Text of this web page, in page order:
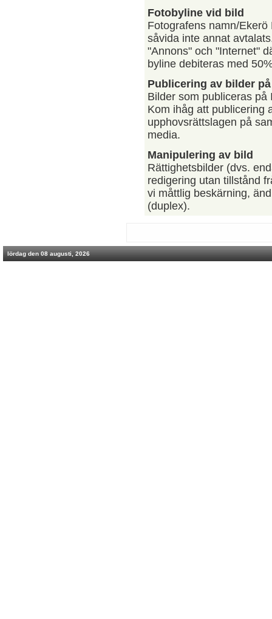
Fotobyline vid bild
Fotografens namn/
såvida inte annat
"Annons" och "Internet"
byline debiteras med
Publicering av bilder
Bilder som publiceras
Kom ihåg att publicering
upphovsrättslagen på
media.
Manipulering av bild
Rättighetsbilder (dvs.
redigering utan tillstånd
vi måttlig beskärning,
(duplex).
lördag den 08 augusti, 2026